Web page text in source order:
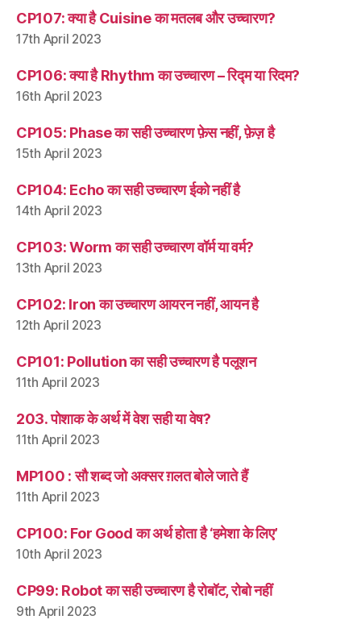
CP107: क्या है Cuisine का मतलब और उच्चारण?
17th April 2023
CP106: क्या है Rhythm का उच्चारण – रिद्म या रिदम?
16th April 2023
CP105: Phase का सही उच्चारण फ़ेस नहीं, फ़ेज़ है
15th April 2023
CP104: Echo का सही उच्चारण ईको नहीं है
14th April 2023
CP103: Worm का सही उच्चारण वॉर्म या वर्म?
13th April 2023
CP102: Iron का उच्चारण आयरन नहीं, आयन है
12th April 2023
CP101: Pollution का सही उच्चारण है पलूशन
11th April 2023
203. पोशाक के अर्थ में वेश सही या वेष?
11th April 2023
MP100 : सौ शब्द जो अक्सर ग़लत बोले जाते हैं
11th April 2023
CP100: For Good का अर्थ होता है ‘हमेशा के लिए’
10th April 2023
CP99: Robot का सही उच्चारण है रोबॉट, रोबो नहीं
9th April 2023